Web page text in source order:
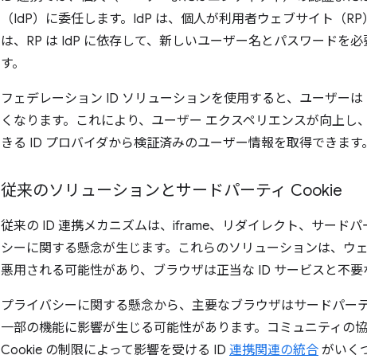
（IdP）に委任します。IdP は、個人が利用者ウェブサイト（
は、RP は IdP に依存して、新しいユーザー名とパスワードを
す。
フェデレーション ID ソリューションを使用すると、ユーザー
くなります。これにより、ユーザー エクスペリエンスが向上し
きる ID プロバイダから検証済みのユーザー情報を取得できます。
従来のソリューションとサードパーティ Cookie
従来の ID 連携メカニズムは、iframe、リダイレクト、サード
シーに関する懸念が生じます。これらのソリューションは、ウ
悪用される可能性があり、ブラウザは正当な ID サービスと不要
プライバシーに関する懸念から、主要なブラウザはサードパー
一部の機能に影響が生じる可能性があります。コミュニティの
Cookie の制限によって影響を受ける ID 連携関連の統合 がいく